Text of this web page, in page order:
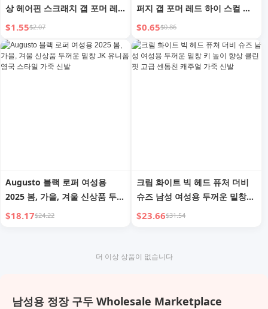
상 헤어핀 스크래치 갭 포머 레
드 상어 클립 코일 헤어 헤어 클
립 헤드웨어
$1.55$2.07
퍼지 갭 포머 레드 하이 스컬 탑
플랫 헤드 패드 실용적인 도구
번 탑 클립 헤어 액세서리 여성
용
$0.65$0.86
Augusto 블랙 로퍼 여성용
2025 봄, 가을, 겨울 신상품 두꺼
운 밑창 JK 유니폼 영국 스타일
$18.17$24.22
크림 화이트 빅 헤드 퓨처 더비
슈즈 남성 여성용 두꺼운 밑창
키 높이 향상 클린핏 고급 센통
$23.66$31.54
더 이상 상품이 없습니다
남성용 정장 구두 Wholesale Marketplace